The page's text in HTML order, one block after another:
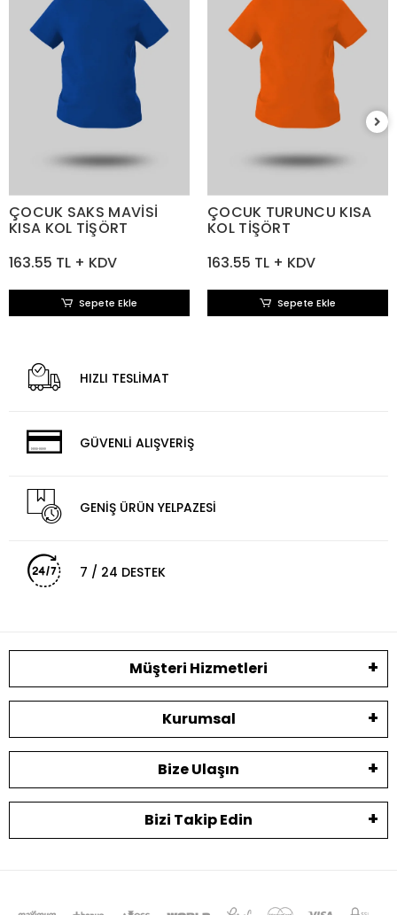
ÇOCUK SAKS MAVİSİ
KISA KOL TİŞÖRT
163.55 TL + KDV
Sepete Ekle
ÇOCUK TURUNCU KISA
KOL TİŞÖRT
163.55 TL + KDV
Sepete Ekle
HIZLI TESLİMAT
GÜVENLİ ALIŞVERİŞ
GENİŞ ÜRÜN YELPAZESİ
7 / 24 DESTEK
Müşteri Hizmetleri
Kurumsal
Bize Ulaşın
Bizi Takip Edin